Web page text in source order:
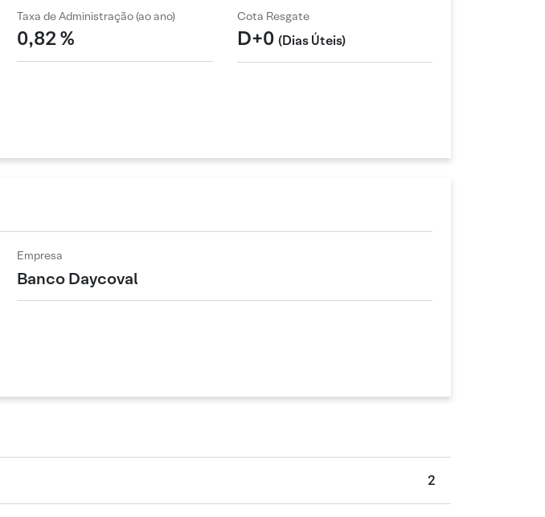
Taxa de Administração (ao ano)
0,82 %
Cota Resgate
D+0 (Dias Úteis)
Empresa
Banco Daycoval
2